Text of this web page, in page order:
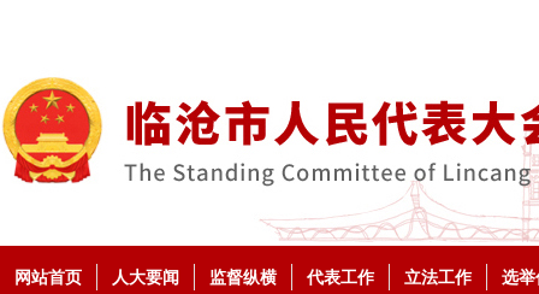
网站首页 人大要闻 监督纵横 代表工作 立法工作
选举